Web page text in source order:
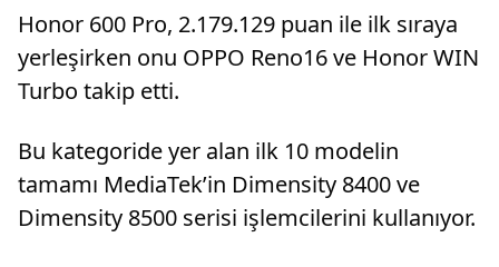
Honor 600 Pro, 2.179.129 puan ile ilk sıraya
yerleşirken onu OPPO Reno16 ve Honor WIN
Turbo takip etti.
Bu kategoride yer alan ilk 10 modelin
tamamı MediaTek’in Dimensity 8400 ve
Dimensity 8500 serisi işlemcilerini kullanıyor.